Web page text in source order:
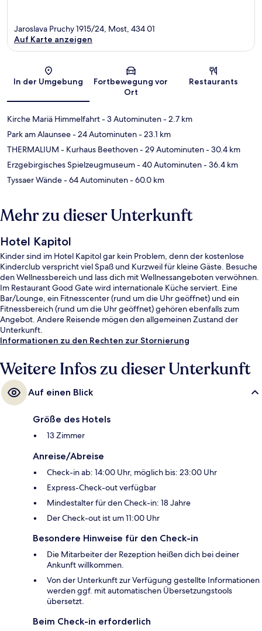
Karte
Jaroslava Pruchy 1915/24, Most, 434 01
Auf Karte anzeigen
In der Umgebung
Fortbewegung vor
Ort
Restaurants
Kirche Mariä Himmelfahrt- 3 Autominuten- 2.7 km
Park am Alaunsee- 24 Autominuten- 23.1 km
THERMALIUM - Kurhaus Beethoven- 29 Autominuten- 30.4 km
Erzgebirgisches Spielzeugmuseum- 40 Autominuten- 36.4 km
Tyssaer Wände- 64 Autominuten- 60.0 km
Mehr zu dieser Unterkunft
Hotel Kapitol
Kinder sind im Hotel Kapitol gar kein Problem, denn der kostenlose
Kinderclub verspricht viel Spaß und Kurzweil für kleine Gäste. Besuche
den Wellnessbereich und lass dich mit Wellnessangeboten verwöhnen.
Im Restaurant Good Gate wird internationale Küche serviert. Eine
Bar/Lounge, ein Fitnesscenter (rund um die Uhr geöffnet) und ein
Fitnessbereich (rund um die Uhr geöffnet) gehören ebenfalls zum
Angebot. Andere Reisende mögen den allgemeinen Zustand der
Unterkunft.
Informationen zu den Rechten zur Stornierung
Weitere Infos zu dieser Unterkunft
Auf einen Blick
Größe des Hotels
13 Zimmer
Anreise/Abreise
Check-in ab: 14:00 Uhr, möglich bis: 23:00 Uhr
Express-Check-out verfügbar
Mindestalter für den Check-in: 18 Jahre
Der Check-out ist um 11:00 Uhr
Besondere Hinweise für den Check-in
Die Mitarbeiter der Rezeption heißen dich bei deiner
Ankunft willkommen.
Von der Unterkunft zur Verfügung gestellte Informationen
werden ggf. mit automatischen Übersetzungstools
übersetzt.
Beim Check-in erforderlich